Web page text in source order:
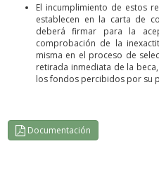
El incumplimiento de estos
establecen en la carta de
deberá firmar para la
comprobación de la
misma en el proceso de
retirada inmediata de la
los fondos percibidos por su
Documentación